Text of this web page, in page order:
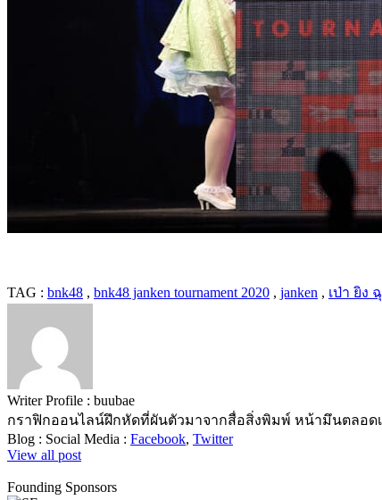
TAG : bnk48 , bnk48 janken tournament 2020 , janken , เป่า ยิง
Writer Profile : buubae
กราฟิกออนไลน์ฝึกหัดที่ผันตัวมาจากสื่อสิ่งพิมพ์ หน้ามึนตลอดเ
Blog : Social Media : Facebook, Twitter
View all post
Founding Sponsors